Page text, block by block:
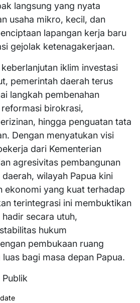
langsung yang nyata
usaha mikro, kecil, dan
lapangan kerja baru
gejolak ketenagakerjaan.
iklim investasi
pemerintah daerah terus
langkah pembenahan
birokrasi,
hingga penguatan tata
Dengan menyatukan visi
dari Kementerian
agresivitas pembangunan
wilayah Papua kini
ekonomi yang kuat terhadap
terintegrasi ini membuktikan
secara utuh,
hukum
pembukaan ruang
bagi masa depan Papua.
Publik